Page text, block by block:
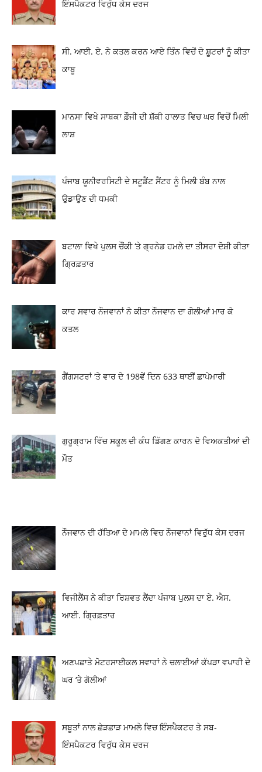
ਇੰਸਪੈਕਟਰ ਵਿਰੁੱਧ ਕੇਸ ਦਰਜ
ਸੀ. ਆਈ. ਏ. ਨੇ ਕਤਲ ਕਰਨ ਆਏ ਤਿੰਨ ਵਿਚੋਂ ਦੋ ਸ਼ੂਟਰਾਂ ਨੂੰ ਕੀਤਾ
ਕਾਬੂ
ਮਾਨਸਾ ਵਿਖੇ ਸਾਬਕਾ ਫ਼ੌਜੀ ਦੀ ਸ਼ੱਕੀ ਹਾਲਾਤ ਵਿਚ ਘਰ ਵਿਚੋਂ ਮਿਲੀ
ਲਾਸ਼
ਪੰਜਾਬ ਯੂਨੀਵਰਸਿਟੀ ਦੇ ਸਟੂਡੈਂਟ ਸੈਂਟਰ ਨੂੰ ਮਿਲੀ ਬੰਬ ਨਾਲ
ਉਡਾਉਣ ਦੀ ਧਮਕੀ
ਬਟਾਲਾ ਵਿਖੇ ਪੁਲਸ ਚੌਂਕੀ ‘ਤੇ ਗ੍ਰਨੇਡ ਹਮਲੇ ਦਾ ਤੀਸਰਾ ਦੋਸ਼ੀ ਕੀਤਾ
ਗ੍ਰਿਫ਼ਤਾਰ
ਕਾਰ ਸਵਾਰ ਨੌਜਵਾਨਾਂ ਨੇ ਕੀਤਾ ਨੌਜਵਾਨ ਦਾ ਗੋਲੀਆਂ ਮਾਰ ਕੇ
ਕਤਲ
ਗੈਂਗਸਟਰਾਂ ’ਤੇ ਵਾਰ ਦੇ 198ਵੇਂ ਦਿਨ 633 ਥਾਈਂ ਛਾਪੇਮਾਰੀ
ਗੁਰੂਗ੍ਰਾਮ ਵਿੱਚ ਸਕੂਲ ਦੀ ਕੰਧ ਡਿੱਗਣ ਕਾਰਨ ਦੋ ਵਿਅਕਤੀਆਂ ਦੀ
ਮੌਤ
ਨੌਜਵਾਨ ਦੀ ਹੱਤਿਆ ਦੇ ਮਾਮਲੇ ਵਿਚ ਨੌਜਵਾਨਾਂ ਵਿਰੁੱਧ ਕੇਸ ਦਰਜ
ਵਿਜੀਲੈਂਸ ਨੇ ਕੀਤਾ ਰਿਸ਼ਵਤ ਲੈਂਦਾ ਪੰਜਾਬ ਪੁਲਸ ਦਾ ਏ. ਐਸ.
ਆਈ. ਗ੍ਰਿਫ਼ਤਾਰ
ਅਣਪਛਾਤੇ ਮੋਟਰਸਾਈਕਲ ਸਵਾਰਾਂ ਨੇ ਚਲਾਈਆਂ ਕੱਪੜਾ ਵਪਾਰੀ ਦੇ
ਘਰ ‘ਤੇ ਗੋਲੀਆਂ
ਸਬੂਤਾਂ ਨਾਲ ਛੇੜਛਾੜ ਮਾਮਲੇ ਵਿਚ ਇੰਸਪੈਕਟਰ ਤੇ ਸਬ-
ਇੰਸਪੈਕਟਰ ਵਿਰੁੱਧ ਕੇਸ ਦਰਜ